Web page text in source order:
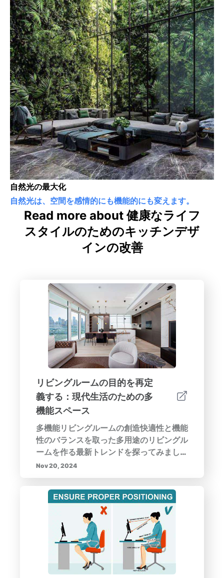
自然光の最大化
自然光は、空間を感情的にも機能的にも変えます。
Read more about 健康なライフ
スタイルのためのキッチンデザ
インの改善
リビングルームの目的を再定
義する：現代生活のための多
機能スペース
多機能リビングルームの創造快適性と機能
性のバランスを取った多用途のリビングル
ームを作る最新トレンドを探ってみましょ
う。この包括的なガイドでは、多機能スペ
ースについて詳しく説明し、デザイン戦
略、テクノロジーの統合、そして美的魅力
を高める手法を強調します。適応可能な家
具、スマートホームデバイス、効果的なゾ
ーニングを活用して、リビングエリアをリ
ラックス、仕事、そしてつながりのハブへ
と変革する方法を学びます。個人的なタッ
チと効率的な収納ソリューションで心地よ
い雰囲気を作るためのヒントを見つけ、家
Nov 20, 2024